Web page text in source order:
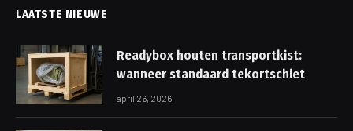
LAATSTE NIEUWE
Readybox houten transportkist:
wanneer standaard tekortschiet
april 26, 2026